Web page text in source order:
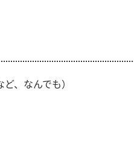
、なんでも）